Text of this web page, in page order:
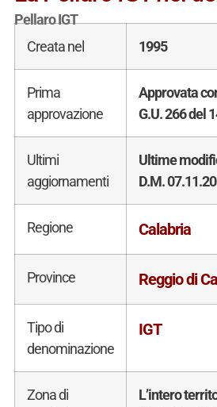
Pellaro IGT
Creata nel
1995
Prima
approvazione
Approvata
G.U. 266 del
Ultimi
aggiornamenti
Ultime
D.M.
Regione Calabria
Province Reggio di
Tipo di
denominazione
IGT
Zona di
L’intero